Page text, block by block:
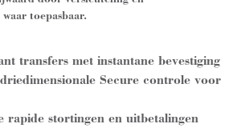
toepasbaar.
transfers met instantane bevestiging
Secure controle voor
rapide stortingen en uitbetalingen